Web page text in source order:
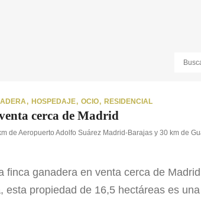
HOSPEDAJE OCIO RESIDENCIAL
cerca de Madrid
de Aeropuerto Adolfo Suárez Madrid-Barajas y 30 km de
finca ganadera en venta cerca de
esta propiedad de 16,5 hectáreas es